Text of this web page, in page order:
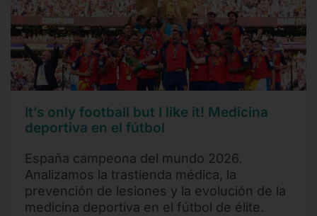
It’s only football but I like it! Medicina
deportiva en el fútbol
España campeona del mundo 2026.
Analizamos la trastienda médica, la
prevención de lesiones y la evolución de la
medicina deportiva en el fútbol de élite.